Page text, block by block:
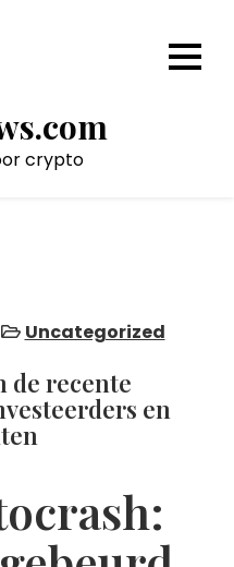
crypto
Uncategorized
de recente
en